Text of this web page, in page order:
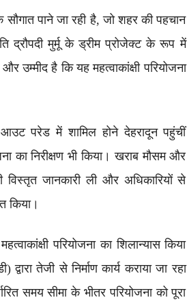
सौगात पाने जा रही है, जो शहर की पहचान
द्रौपदी मुर्मू के ड्रीम प्रोजेक्ट के रूप में
उम्मीद है कि यह महत्वाकांक्षी परियोजना
परेड में शामिल होने देहरादून पहुंचीं
का निरीक्षण भी किया। खराब मौसम और
विस्तृत जानकारी ली और अधिकारियों से
किया।
परियोजना का शिलान्यास किया
तेजी से निर्माण कार्य कराया जा रहा
समय सीमा के भीतर परियोजना को पूरा